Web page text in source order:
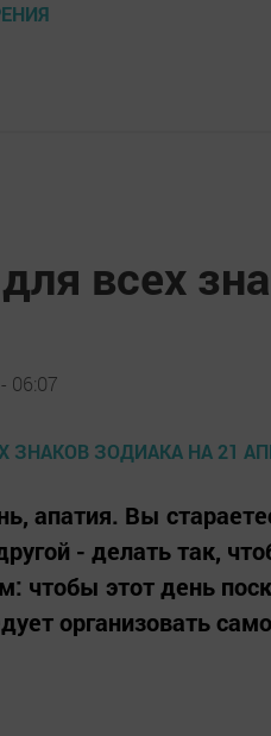
всех
06:07
апатия. Вы
- делать так,
чтобы этот день
организовать